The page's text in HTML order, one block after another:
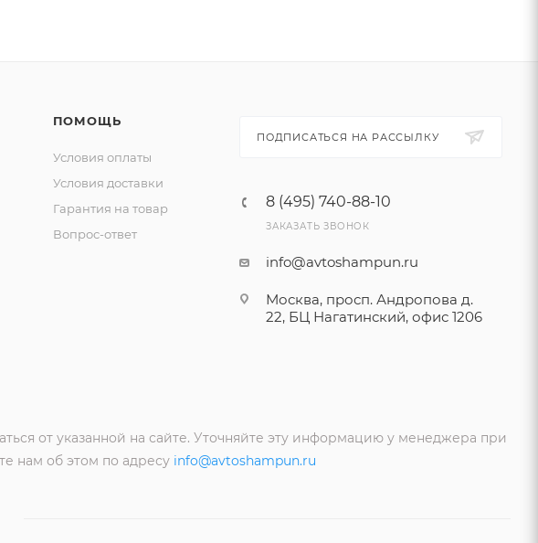
ПОМОЩЬ
Условия оплаты
Условия доставки
Гарантия на товар
Вопрос-ответ
ПОДПИСАТЬСЯ НА РАССЫЛКУ
8 (495) 740-88-10
ЗАКАЗАТЬ ЗВОНОК
info@avtoshampun.ru
Москва, просп. Андропова д.
22, БЦ Нагатинский, офис 1206
от указанной на сайте. Уточняйте эту информацию у менеджера при
нам об этом по адресу info@avtoshampun.ru